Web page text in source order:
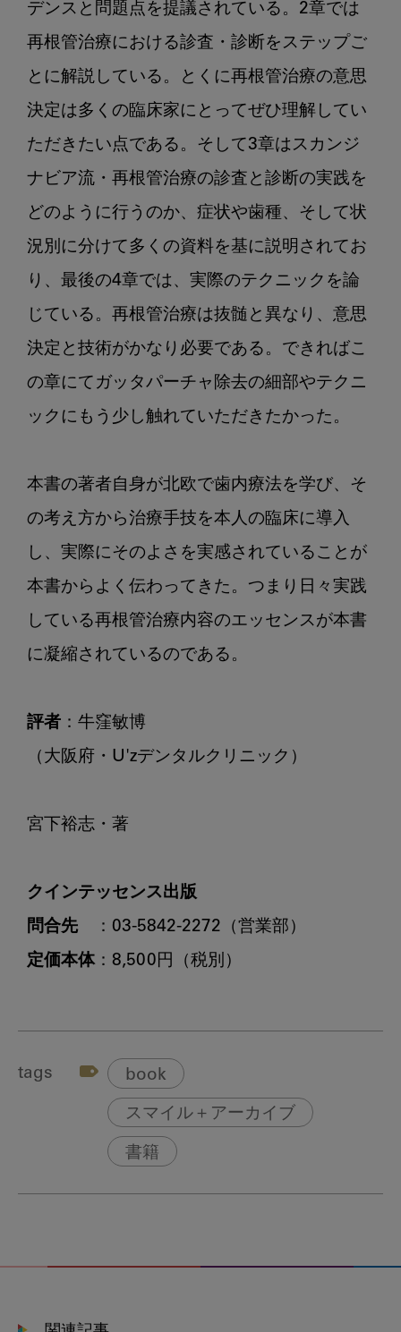
デンスと問題点を提議されている。2章では
再根管治療における診査・診断をステップご
とに解説している。とくに再根管治療の意思
決定は多くの臨床家にとってぜひ理解してい
ただきたい点である。そして3章はスカンジ
ナビア流・再根管治療の診査と診断の実践を
どのように行うのか、症状や歯種、そして状
況別に分けて多くの資料を基に説明されてお
り、最後の4章では、実際のテクニックを論
じている。再根管治療は抜髄と異なり、意思
決定と技術がかなり必要である。できればこ
の章にてガッタパーチャ除去の細部やテクニ
ックにもう少し触れていただきたかった。
本書の著者自身が北欧で歯内療法を学び、そ
の考え方から治療手技を本人の臨床に導入
し、実際にそのよさを実感されていることが
本書からよく伝わってきた。つまり日々実践
している再根管治療内容のエッセンスが本書
に凝縮されているのである。
評者 ：牛窪敏博
（大阪府・U'zデンタルクリニック）
宮下裕志・著
クインテッセンス出版
問合先
定価本体
tags book
スマイル＋アーカイブ
書籍